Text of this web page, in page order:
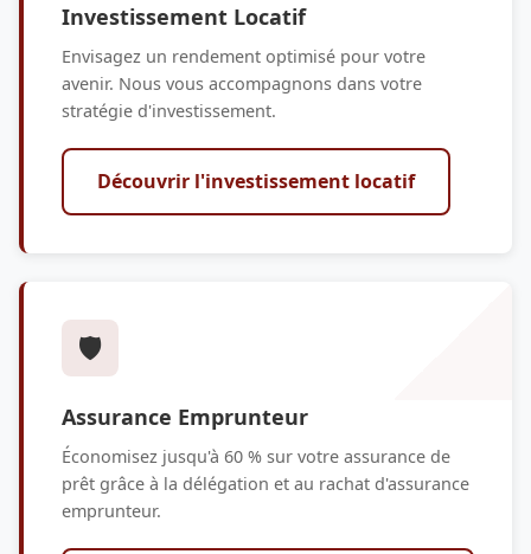
Investissement Locatif
Envisagez un rendement optimisé pour votre
avenir. Nous vous accompagnons dans votre
stratégie d'investissement.
Découvrir l'investissement locatif
🛡️
Assurance Emprunteur
Économisez jusqu'à 60 % sur votre assurance de
prêt grâce à la délégation et au rachat d'assurance
emprunteur.